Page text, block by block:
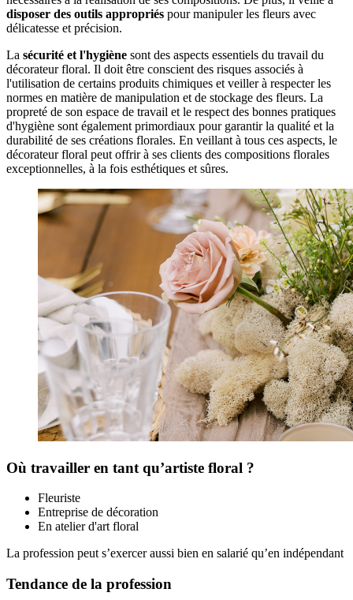
disposer des outils appropriés pour manipuler les fleurs avec
délicatesse et précision.
La sécurité et l'hygiène sont des aspects essentiels du travail du
décorateur floral. Il doit être conscient des risques associés à
l'utilisation de certains produits chimiques et veiller à respecter les
normes en matière de manipulation et de stockage des fleurs. La
propreté de son espace de travail et le respect des bonnes pratiques
d'hygiène sont également primordiaux pour garantir la qualité et la
durabilité de ses créations florales. En veillant à tous ces aspects, le
décorateur floral peut offrir à ses clients des compositions florales
exceptionnelles, à la fois esthétiques et sûres.
Où travailler en tant qu’artiste floral ?
Fleuriste
Entreprise de décoration
En atelier d'art floral
La profession peut s’exercer aussi bien en salarié qu’en indépendant
Tendance de la profession